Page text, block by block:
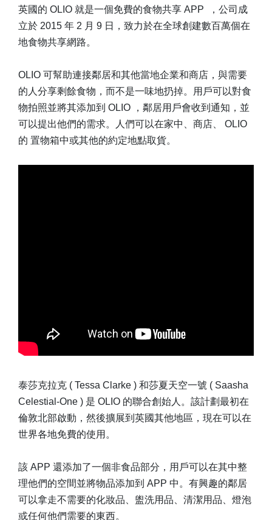
英國的 OLIO 就是一個免費的食物共享 APP ，公司成
立於 2015 年 2 月 9 日，致力於在全球創建數百萬個在
地食物共享網路。
OLIO 可幫助連接鄰居和其他當地企業和商店，與需要
的人分享剩餘食物，而不是一味地扔掉。用戶可以對食
物拍照並將其添加到 OLIO ，鄰居用戶會收到通知，並
可以提出他們的需求。人們可以在家中、商店、 OLIO
的 置物箱中或其他的約定地點取貨。
泰莎克拉克 ( Tessa Clarke ) 和莎夏天空一號 ( Saasha
Celestial-One ) 是 OLIO 的聯合創始人。該計劃最初在
倫敦北部啟動，然後擴展到英國其他地區，現在可以在
世界各地免費的使用。
該 APP 還添加了一個非食品部分，用戶可以在其中整
理他們的空間並將物品添加到 APP 中。有興趣的鄰居
可以拿走不需要的化妝品、盥洗用品、清潔用品、燈泡
或任何他們需要的東西。